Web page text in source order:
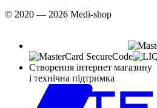
© 2020 — 2026 Medi-shop
Створення інтернет магазину
і технічна підтримка